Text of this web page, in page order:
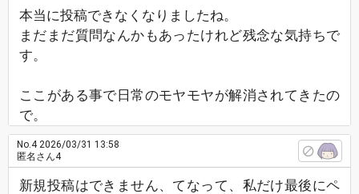
本当に投稿できなくなりましたね。
まだまだ質問なんかもあったけれど残念な気持ちで
す。
ここがある事で日常のモヤモヤが解消されてきたの
で。
No.42026/03/31 13:58
匿名さん4
新規投稿はできません、てなって、私だけ最後にペ